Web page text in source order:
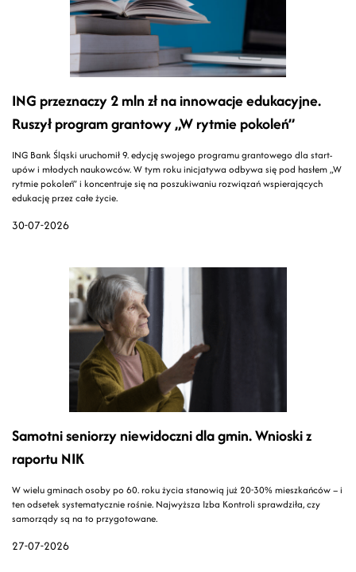
30-07-2026
ING przeznaczy 2 mln zł na innowacje edukacyjne.
Ruszył program grantowy „W rytmie pokoleń”
ING Bank Śląski uruchomił 9. edycję swojego programu grantowego dla start-
upów i młodych naukowców. W tym roku inicjatywa odbywa się pod hasłem „W
rytmie pokoleń” i koncentruje się na poszukiwaniu rozwiązań wspierających
edukację przez całe życie.
27-07-2026
Samotni seniorzy niewidoczni dla gmin. Wnioski z
raportu NIK
W wielu gminach osoby po 60. roku życia stanowią już 20-30% mieszkańców – i
ten odsetek systematycznie rośnie. Najwyższa Izba Kontroli sprawdziła, czy
samorządy są na to przygotowane.